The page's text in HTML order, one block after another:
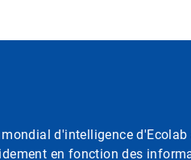
d'intelligence
en fonction des